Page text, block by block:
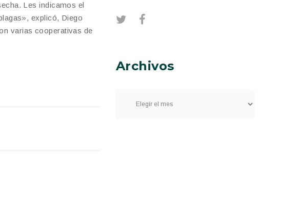
Les indicamos el
explicó, Diego
varias cooperativas de
Archivos